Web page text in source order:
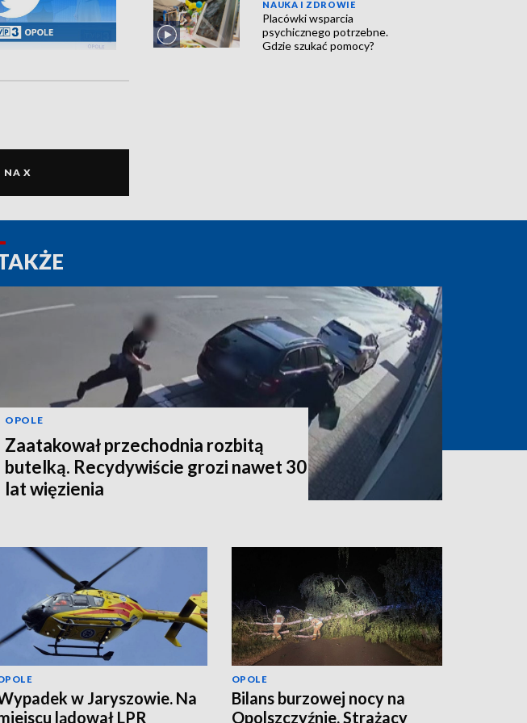
NA X
NAUKA I ZDROWIE
Placówki wsparcia
psychicznego potrzebne.
Gdzie szukać pomocy?
OPOLE
Zaatakował przechodnia rozbitą
butelką. Recydywiście grozi nawet 30
lat więzienia
w Jaryszowie. Na
lądował LPR
OPOLE
Bilans burzowej nocy na
Opolszczyźnie. Strażacy